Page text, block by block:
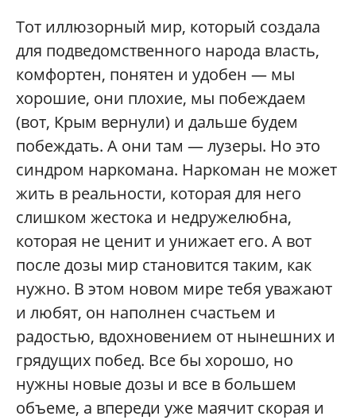
Тот иллюзорный мир, который создала
для подведомственного народа власть,
комфортен, понятен и удобен — мы
хорошие, они плохие, мы побеждаем
(вот, Крым вернули) и дальше будем
побеждать. А они там — лузеры. Но это
синдром наркомана. Наркоман не может
жить в реальности, которая для него
слишком жестока и недружелюбна,
которая не ценит и унижает его. А вот
после дозы мир становится таким, как
нужно. В этом новом мире тебя уважают
и любят, он наполнен счастьем и
радостью, вдохновением от нынешних и
грядущих побед. Все бы хорошо, но
нужны новые дозы и все в большем
объеме, а впереди уже маячит скорая и